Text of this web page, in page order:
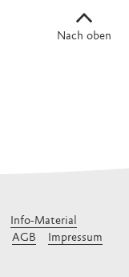
Nach oben
Info-Material
AGB
Impressum